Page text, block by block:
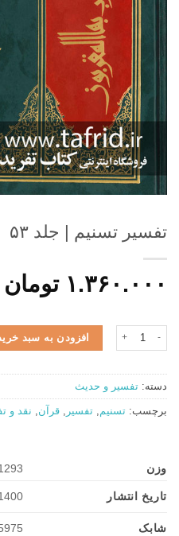
تفسیر تسنیم | جلد ۵۳
۱.۳۶۰.۰۰۰ تومان
تفسیر تسنیم | جلد ۵۳ عدد افزودن به سبد
دسته: تفسیر و حدیث
برچسب: تسنیم, تفسیر , قرآن, نقد و
وزن 1293
تاریخ انتشار
شابک